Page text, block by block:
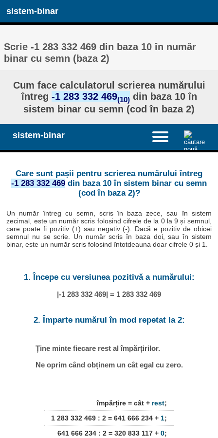
sistem-binar
Scrie -1 283 332 469 din baza 10 în număr
binar cu semn (baza 2)
Cum face calculatorul scrierea numărului
întreg -1 283 332 469(10) din baza 10 în
sistem binar cu semn (cod în baza 2)
sistem-binar
Care sunt pașii pentru scrierea numărului întreg
-1 283 332 469 din baza 10 în sistem binar cu semn
(cod în baza 2)?
Un număr întreg cu semn, scris în baza zece, sau în sistem
zecimal, este un număr scris folosind cifrele de la 0 la 9 și semnul,
care poate fi pozitiv (+) sau negativ (-). Dacă e pozitiv de obicei
semnul nu se scrie. Un număr scris în baza doi, sau în sistem
binar, este un număr scris folosind întotdeauna doar cifrele 0 și 1.
1. Începe cu versiunea pozitivă a numărului:
|-1 283 332 469| = 1 283 332 469
2. Împarte numărul în mod repetat la 2:
Ține minte fiecare rest al împărțirilor.
Ne oprim când obținem un cât egal cu zero.
împărțire = cât + rest;
1 283 332 469 : 2 = 641 666 234 + 1;
641 666 234 : 2 = 320 833 117 + 0;